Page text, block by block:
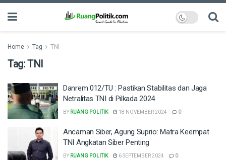
Home Tag TNI
Tag:TNI
Danrem 012/TU : Pastikan Stabilitas dan Jaga
Netralitas TNI di Pilkada 2024
BY RUANG POLITIK 18 NOVEMBER 2024 0
Ancaman Siber, Agung Suprio: Matra Keempat
TNI Angkatan Siber Penting
BY RUANG POLITIK 6 SEPTEMBER 2024 0